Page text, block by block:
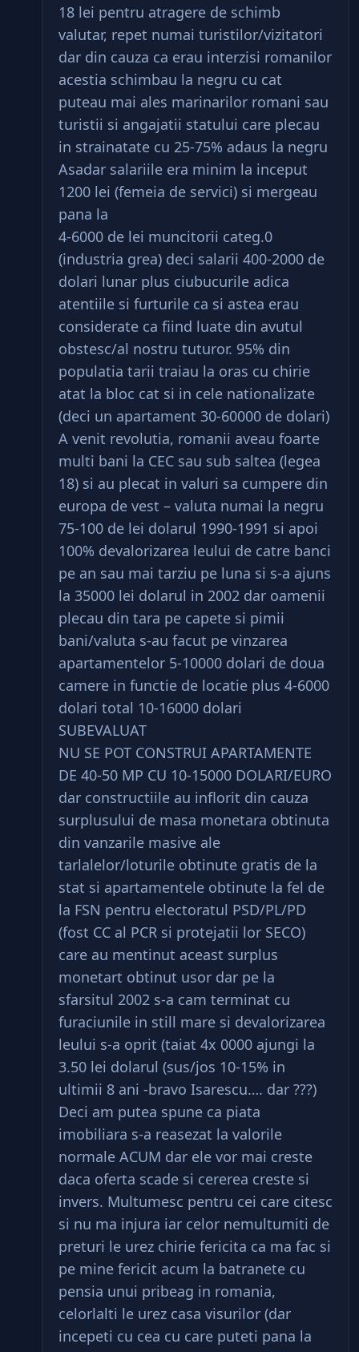
18 lei pentru atragere de schimb
valutar, repet numai turistilor/vizitatori
dar din cauza ca erau interzisi romanilor
acestia schimbau la negru cu cat
puteau mai ales marinarilor romani sau
turistii si angajatii statului care plecau
in strainatate cu 25-75% adaus la negru
Asadar salariile era minim la inceput
1200 lei (femeia de servici) si mergeau
pana la
4-6000 de lei muncitorii categ.0
(industria grea) deci salarii 400-2000 de
dolari lunar plus ciubucurile adica
atentiile si furturile ca si astea erau
considerate ca fiind luate din avutul
obstesc/al nostru tuturor. 95% din
populatia tarii traiau la oras cu chirie
atat la bloc cat si in cele nationalizate
(deci un apartament 30-60000 de dolari)
A venit revolutia, romanii aveau foarte
multi bani la CEC sau sub saltea (legea
18) si au plecat in valuri sa cumpere din
europa de vest – valuta numai la negru
75-100 de lei dolarul 1990-1991 si apoi
100% devalorizarea leului de catre banci
pe an sau mai tarziu pe luna si s-a ajuns
la 35000 lei dolarul in 2002 dar oamenii
plecau din tara pe capete si pimii
bani/valuta s-au facut pe vinzarea
apartamentelor 5-10000 dolari de doua
camere in functie de locatie plus 4-6000
dolari total 10-16000 dolari
SUBEVALUAT
NU SE POT CONSTRUI APARTAMENTE
DE 40-50 MP CU 10-15000 DOLARI/EURO
dar constructiile au inflorit din cauza
surplusului de masa monetara obtinuta
din vanzarile masive ale
tarlalelor/loturile obtinute gratis de la
stat si apartamentele obtinute la fel de
la FSN pentru electoratul PSD/PL/PD
(fost CC al PCR si protejatii lor SECO)
care au mentinut aceast surplus
monetart obtinut usor dar pe la
sfarsitul 2002 s-a cam terminat cu
furaciunile in still mare si devalorizarea
leului s-a oprit (taiat 4x 0000 ajungi la
3.50 lei dolarul (sus/jos 10-15% in
ultimii 8 ani -bravo Isarescu…. dar ???)
Deci am putea spune ca piata
imobiliara s-a reasezat la valorile
normale ACUM dar ele vor mai creste
daca oferta scade si cererea creste si
invers. Multumesc pentru cei care citesc
si nu ma injura iar celor nemultumiti de
preturi le urez chirie fericita ca ma fac si
pe mine fericit acum la batranete cu
pensia unui pribeag in romania,
celorlalti le urez casa visurilor (dar
incepeti cu cea cu care puteti pana la